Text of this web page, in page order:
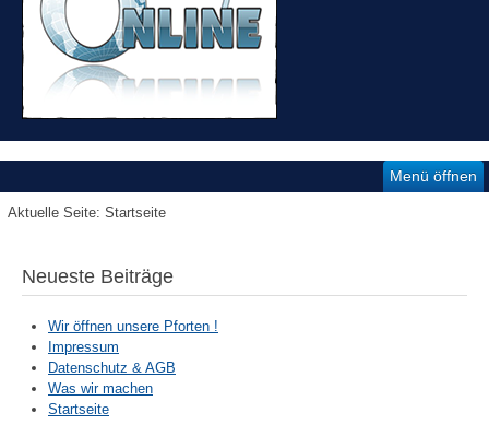
Menü öffnen
Aktuelle Seite: Startseite
Neueste Beiträge
Wir öffnen unsere Pforten !
Impressum
Datenschutz & AGB
Was wir machen
Startseite